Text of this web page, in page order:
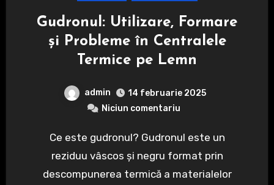
Gudronul: Utilizare, Formare
și Probleme în Centralele
Termice pe Lemn
admin
14 februarie 2025
Niciun comentariu
Ce este gudronul? Gudronul este un
reziduu vâscos și negru format prin
descompunerea termică a materialelor